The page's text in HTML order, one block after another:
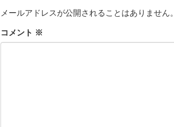
メールアドレスが公開されることはありません。
コメント ※